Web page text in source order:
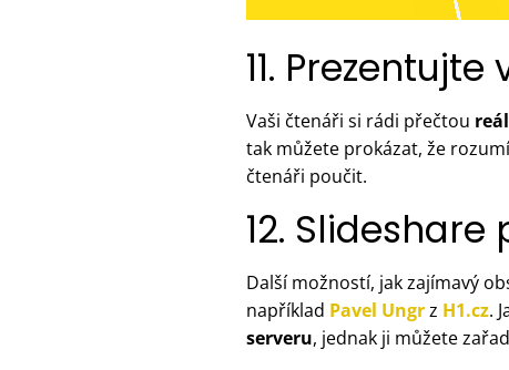
11.
Vaši čtenáři si rádi přečtou
tak můžete prokázat, že
čtenáři poučit.
12.
Další možností, jak zajímavý
například Pavel Ungrz H1.cz.
serveru, jednak ji můžete